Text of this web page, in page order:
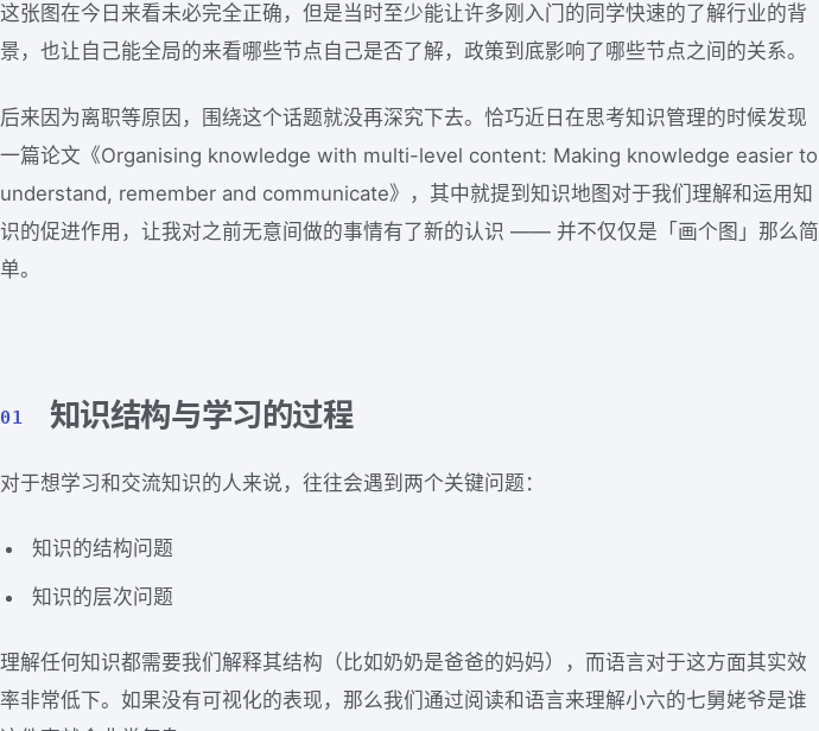
这张图在今日来看未必完全正确，但是当时至少能让许多刚入门的同学快速的了解行业的背
景，也让自己能全局的来看哪些节点自己是否了解，政策到底影响了哪些节点之间的关系。
后来因为离职等原因，围绕这个话题就没再深究下去。恰巧近日在思考知识管理的时候发现
一篇论文《Organising knowledge with multi-level content: Making knowledge easier to
understand, remember and communicate》，其中就提到知识地图对于我们理解和运用知
识的促进作用，让我对之前无意间做的事情有了新的认识 —— 并不仅仅是「画个图」那么简
单。
01 知识结构与学习的过程
对于想学习和交流知识的人来说，往往会遇到两个关键问题：
知识的结构问题
知识的层次问题
理解任何知识都需要我们解释其结构（比如奶奶是爸爸的妈妈），而语言对于这方面其实效
率非常低下。如果没有可视化的表现，那么我们通过阅读和语言来理解小六的七舅姥爷是谁